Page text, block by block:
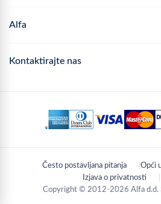
Često postavljana pitanja
Praćenje narudžbe
Alfa
Politika privatnosti
Kontaktirajte nas
01 889 2047
Zagreb, Hrvatska
Često postavljana pitanja
Opći
Izjava o privatnosti
Copyright © 2012-2026 Alfa d.d.